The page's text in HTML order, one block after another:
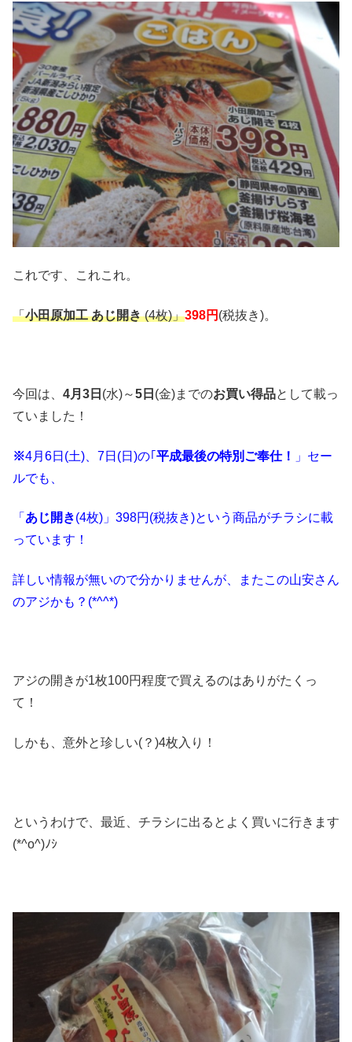
これです、これこれ。
「小田原加工 あじ開き(4枚)」398円 (税抜き)。
今回は、 4月3日 (水)～5日 (金)までのお買い得品として載っ
ていました！
※4月6日(土)、7日(日)の｢ 平成最後の特別ご奉仕！
」セー
ルでも、
「 あじ開き(4枚)」398円(税抜き)という商品がチラシに載
っています！
詳しい情報が無いので分かりませんが、またこの山安さん
のアジかも？(*^^*)
アジの開きが1枚100円程度で買えるのはありがたくっ
て！
しかも、意外と珍しい(？)4枚入り！
というわけで、最近、チラシに出るとよく買いに行きます
(*^o^)ﾉｼ